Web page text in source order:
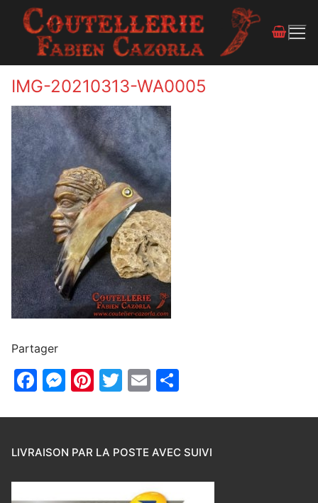
IMG-20210313-WA0005
Partager
Facebook
Messenger
Pinterest
Twitter
Email
LIVRAISON PAR LA POSTE AVEC SUIVI